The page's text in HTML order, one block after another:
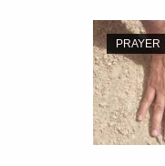
PRAYER